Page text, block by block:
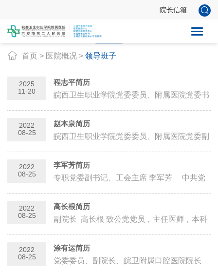
院长信箱
医院概况 组织机构 领导班子 医院环境
首页 > 医院概况 > 领导班子
2025
11-20
程志平简历
皖西卫生职业学院党委委员、附属医院党委书
士，安徽省委党校在职研...
2022
08-25
赵本泉简历
皖西卫生职业学院党委委员、附属医院党委副
外科主任医师，本科学历，...
2022
08-25
李军芳简历
专职党委副书记、工会主席 李军芳 中共党
职业学院附属医...
2022
08-25
高长根简历
副院长 高长根 致公党党员，主任医师，本科
市第二人民医院）副...
2022
08-25
涂有运简历
党委委员、副院长、皖卫附属口腔医院院长